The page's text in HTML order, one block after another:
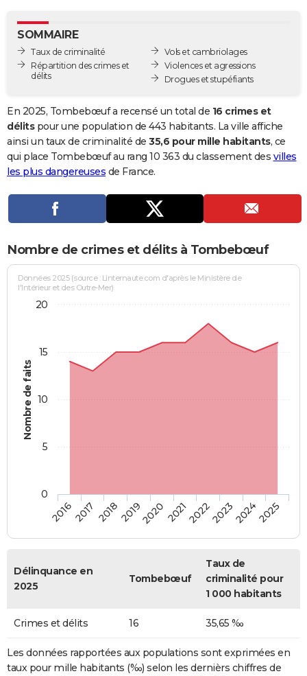
GUIDES D'ACHAT
BONS PLANS
Carte de Noël
Carte Bonne année
Carte Saint-Valentin
Carte Pâques
Carte d'anniversaire
DICTIONNAIRE
Dictionnaire
Biographies
Citations
Expressions
Proverbes
PROGRAMME TV
Se connecter
Entreprises
Service militaire
Avis de recherche
AVIS DE DÉCÈS
Bricolage
Lifestyle
Culture
Sport
Auto
Television
Voyage
Cinema
SOMMAIRE
Taux de criminalité
Répartition des crimes et
délits
Vols et cambriolages
Violences et agressions
Drogues et stupéfiants
En 2025, Tombebœuf a recensé un total de 16 crimes et
délitspour une population de 443 habitants. La ville affiche
ainsi un taux de criminalité de 35,6 pour mille habitants, ce
qui place Tombebœuf au rang 10 363 du classement des villes
les plus dangereuses de France.
Nombre de crimes et délits à Tombebœuf
Nombre de faits
Données 2025 (source : Linternaute.com d'après le Ministère de
l'Intérieur et des Outre-Mer)
20162017 20182019202020212022202320242025
0
5
10
15
20
Délinquance en
2025
Tombebœuf
Taux de
criminalité pour
1 000 habitants
Crimes et délits 16 35,65 ‰
Les données rapportées aux populations sont exprimées en
taux pour mille habitants (‰) selon les dernièrs chiffres de